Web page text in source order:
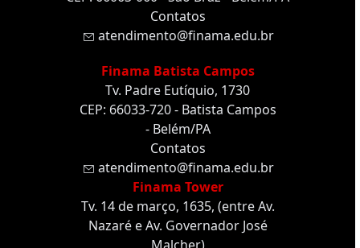
Contatos
atendimento@finama.edu.br
Finama Batista Campos
Tv. Padre Eutíquio, 1730
CEP: 66033-720 - Batista Campos
- Belém/PA
Contatos
atendimento@finama.edu.br
Finama Tower
Tv. 14 de março, 1635, (entre Av.
Nazaré e Av. Governador José